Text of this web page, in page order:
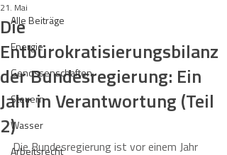
Alle Beiträge
Energie
Genossenschaften
Steuern
Wasser
Arbeitsrecht
Die
Entbürokratisierungsbilanz
der Bundesregierung: Ein
Jahr in Verantwortung (Teil
2)
21. Mai
Die Bundesregierung ist vor einem Jahr